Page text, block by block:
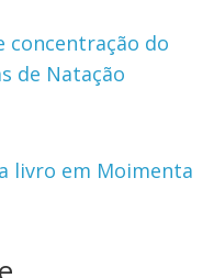
concentração do
de Natação
livro em Moimenta